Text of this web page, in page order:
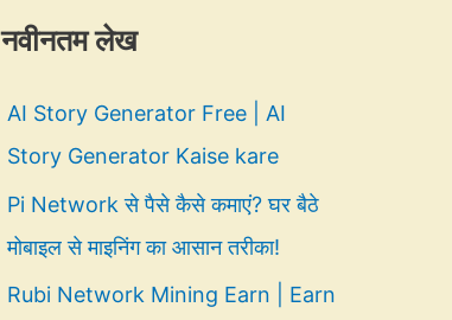
नवीनतम लेख
AI Story Generator Free | AI
Story Generator Kaise kare
Pi Network से पैसे कैसे कमाएं? घर बैठे
मोबाइल से माइनिंग का आसान तरीका!
Rubi Network Mining Earn | Earn